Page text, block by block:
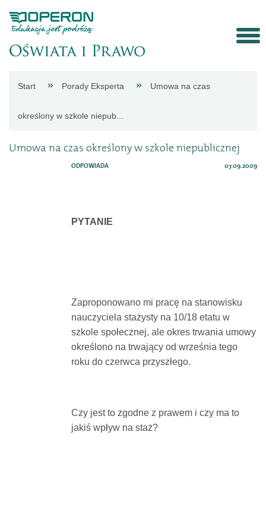
Start Porady Eksperta Umowa na czas
określony w szkole niepub...
Umowa na czas określony w szkole niepublicznej
ODPOWIADA 07.09.2009
PYTANIE
Zaproponowano mi pracę na stanowisku
nauczyciela stażysty na 10/18 etatu w
szkole społecznej, ale okres trwania umowy
określono na trwający od września tego
roku do czerwca przyszłego.
Czy jest to zgodne z prawem i czy ma to
jakiś wpływ na staż?